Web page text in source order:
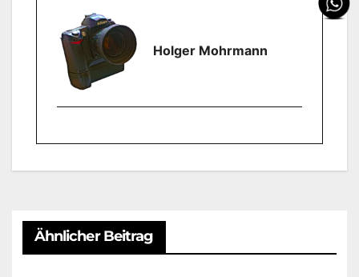
Holger Mohrmann
Ähnlicher Beitrag